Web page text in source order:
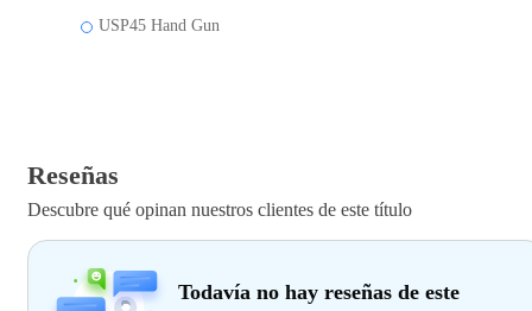
USP45 Hand Gun
Reseñas
Descubre qué opinan nuestros clientes de este título
Todavía no hay reseñas de este